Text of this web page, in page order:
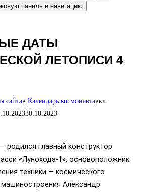
панель и навигацию
ДАТЫ
ЛЕТОПИСИ 4
сайтав Календарь космонавтавкл
30.10.2023
родился главный конструктор
«Лунохода-1», основоположник
техники — космического
машиностроения Александр